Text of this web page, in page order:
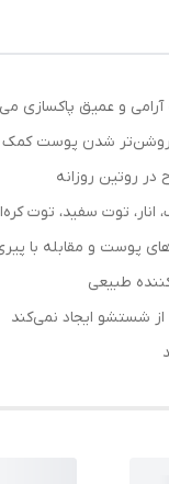
و عمیق پاکسازی
و روشن‌تر شدن پوست
روتین روزانه
انار، توت سفید،
پوست و مقابله با
طبیعی
شستشو ایجاد نمی‌کند